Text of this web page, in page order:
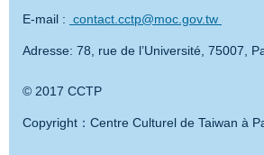
E-mail : contact.cctp@moc.gov.tw
Adresse: 78, rue de l’Université, 75007,
© 2017 CCTP
Copyright：Centre Culturel de Taiwan à